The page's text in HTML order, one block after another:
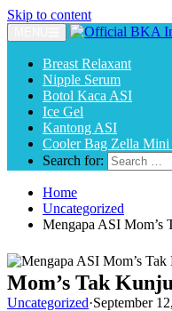
Skip to content
Breast Relaxant
Nipple Serum
Botol Kaca ASI
Ice Gel
Kantong ASI
Cooler Bag Zella Mini
Search for:
Home
Uncategorized
Mengapa ASI Mom’s
Mom’s Tak
Uncategorized·September